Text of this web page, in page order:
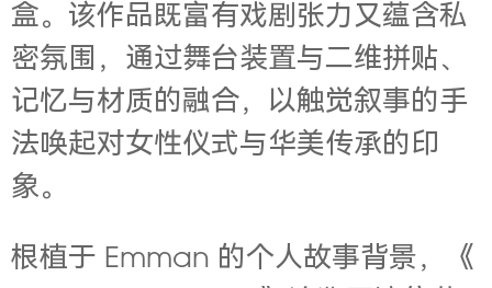
盒。该作品既富有戏剧张力又蕴含私
密氛围，通过舞台装置与二维拼贴、
记忆与材质的融合，以触觉叙事的手
法唤起对女性仪式与华美传承的印
象。
根植于 Emman 的个人故事背景，《